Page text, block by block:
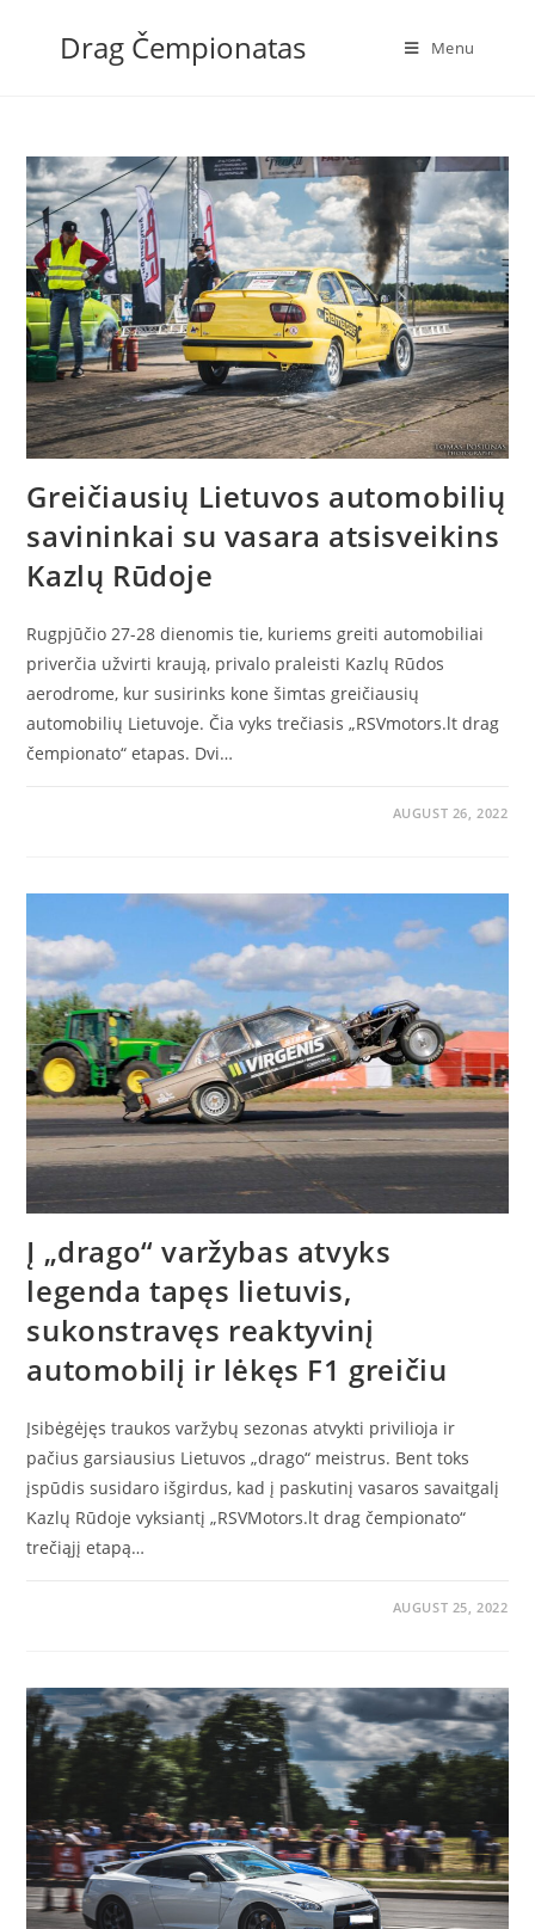
Drag Čempionatas Menu
Greičiausių Lietuvos automobilių
savininkai su vasara atsisveikins
Kazlų Rūdoje
Rugpjūčio 27-28 dienomis tie, kuriems greiti automobiliai
priverčia užvirti kraują, privalo praleisti Kazlų Rūdos
aerodrome, kur susirinks kone šimtas greičiausių
automobilių Lietuvoje. Čia vyks trečiasis „RSVmotors.lt drag
čempionato“ etapas. Dvi…
AUGUST 26, 2022
Į „drago“ varžybas atvyks
legenda tapęs lietuvis,
sukonstravęs reaktyvinį
automobilį ir lėkęs F1 greičiu
Įsibėgėjęs traukos varžybų sezonas atvykti privilioja ir
pačius garsiausius Lietuvos „drago“ meistrus. Bent toks
įspūdis susidaro išgirdus, kad į paskutinį vasaros savaitgalį
Kazlų Rūdoje vyksiantį „RSVMotors.lt drag čempionato“
trečiąjį etapą…
AUGUST 25, 2022